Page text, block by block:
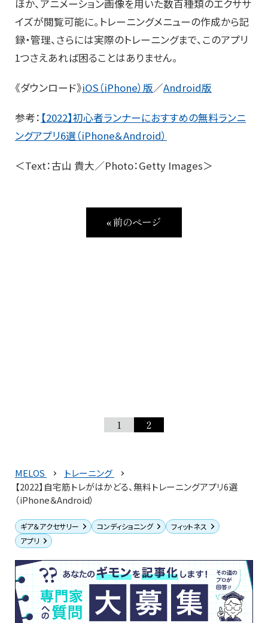
ほか、アニメーション画像を用いた数百種類のエクササ
イズが閲覧可能に。トレーニングメニューの作成から記
録・管理、さらには実際のトレーニングまで、このアプリ
1つさえあれば困ることはありません。
《ダウンロード》iOS（iPhone）版／Android版
参考： 【2022】初心者ランナーにおすすめの無料ランニ
ングアプリ6選（iPhone＆Android）
＜Text：古山 貴大／Photo：Getty Images＞
« 前のページ
1 2
MELOS
トレーニング
【2022】自宅筋トレがはかどる、無料トレーニングアプリ6選
（iPhone＆Android）
ギア＆アクセサリー コンディショニング
フィットネス
アプリ